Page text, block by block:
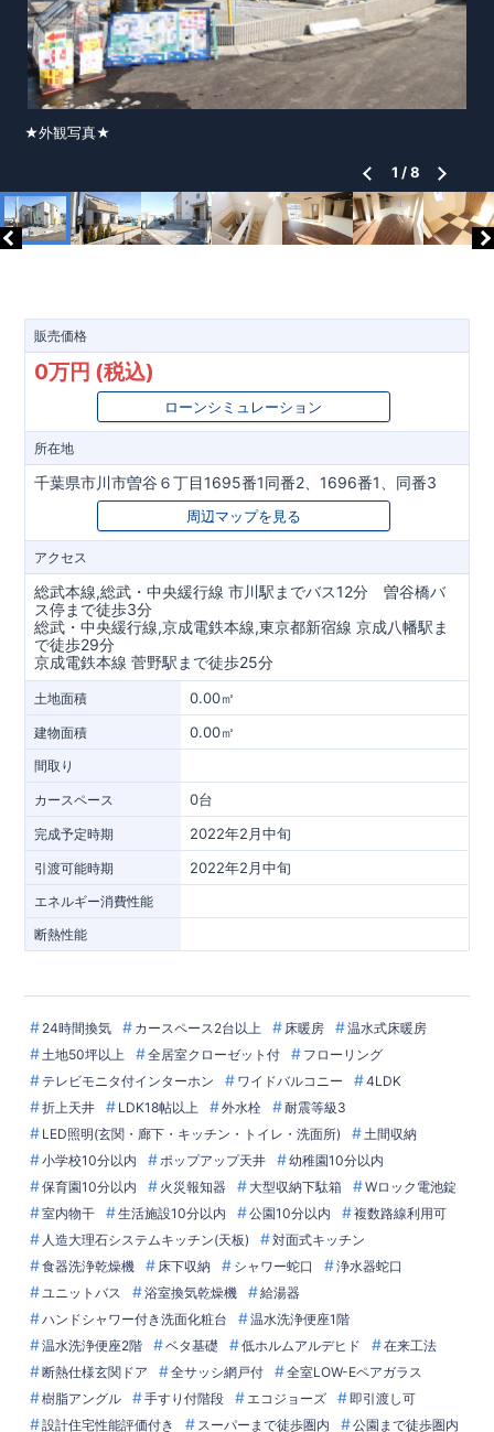
販売価格
0万円 (税込)
ローンシミュレーション
所在地
千葉県市川市曽谷６丁目1695番1同番2、1696番1、同番3
周辺マップを見る
アクセス
総武本線,総武・中央緩行線 市川駅までバス12分 曽谷橋バ
ス停まで徒歩3分
総武・中央緩行線,京成電鉄本線,東京都新宿線 京成八幡駅ま
で徒歩29分
京成電鉄本線 菅野駅まで徒歩25分
土地面積 0.00㎡
建物面積 0.00㎡
間取り
カースペース 0台
完成予定時期 2022年2月中旬
引渡可能時期 2022年2月中旬
エネルギー消費性能
断熱性能
★外観写真★
1 /8
24時間換気 カースペース2台以上 床暖房
温水式床暖房
土地50坪以上
全居室クローゼット付
フローリング
テレビモニタ付インターホン
ワイドバルコニー
4LDK
折上天井
LDK18帖以上 外水栓
耐震等級3
LED照明(玄関・廊下・キッチン・トイレ・洗面所)
土間収納
小学校10分以内
ポップアップ天井
幼稚園10分以内
保育園10分以内
火災報知器 大型収納下駄箱
Wロック電池錠
室内物干
生活施設10分以内 公園10分以内
複数路線利用可
人造大理石システムキッチン(天板)
対面式キッチン
食器洗浄乾燥機
床下収納 シャワー蛇口
浄水器蛇口
ユニットバス
浴室換気乾燥機
給湯器
ハンドシャワー付き洗面化粧台
温水洗浄便座1階
温水洗浄便座2階
ベタ基礎 低ホルムアルデヒド
在来工法
断熱仕様玄関ドア
全サッシ網戸付
全室LOW-Eペアガラス
樹脂アングル
手すり付階段 エコジョーズ
即引渡し可
設計住宅性能評価付き
スーパーまで徒歩圏内
公園まで徒歩圏内